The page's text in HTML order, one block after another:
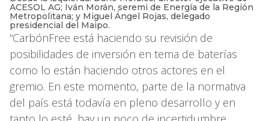
ACESOL AG; Iván Morán, seremi de Energía de la Región
Metropolitana; y Miguel Ángel Rojas, delegado
presidencial del Maipo.
“CarbónFree está haciendo su revisión de
posibilidades de inversión en tema de baterías
como lo están haciendo otros actores en el
gremio. En este momento, parte de la normativa
del país está todavía en pleno desarrollo y en